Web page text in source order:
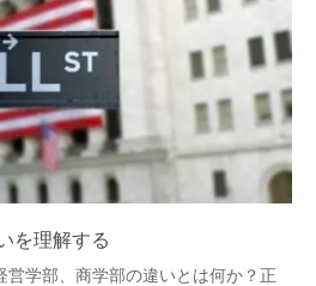
を理解する
営学部、商学部の違いとは何か？正